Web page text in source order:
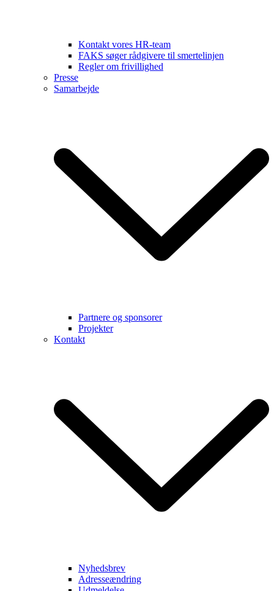
Kontakt vores HR-team
FAKS søger rådgivere til smertelinjen
Regler om frivillighed
Presse
Samarbejde
Partnere og sponsorer
Projekter
Kontakt
Nyhedsbrev
Adresseændring